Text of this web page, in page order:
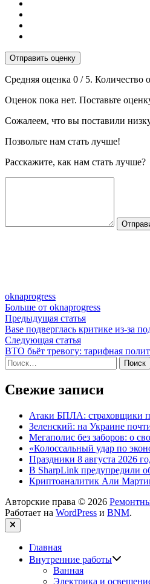
Отправить оценку
Средняя оценка 0 / 5. Количество
Оценок пока нет. Поставьте
Сожалеем, что вы поставили
Позвольте нам стать лучше!
Расскажите, как нам стать лучше?
oknaprogress
Больше от oknaprogress
Навигация
по
записям
Предыдущая статьяПредыдущая
статья:
Base подверглась критике из-за
Следующая статьяСледующая
статья:
ВТО бьёт тревогу: тарифная
Найти:
Свежие записи
Атаки БПЛА: страховщики
Зеленский: на Украине
Мегаполис без заборов: о
«Колоссальный удар по
Праздники 8 августа 2026
В SharpLink предупредили
Криптоаналитик Али
Авторские права © 2026
Работает на WordPress и BNM.
Закрыть
Главная
Внутренние работы
Ванная
Электрика и